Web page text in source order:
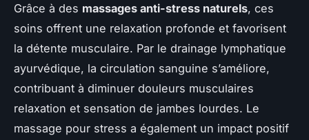
Grâce à des massages anti-stress naturels, ces
soins offrent une relaxation profonde et favorisent
la détente musculaire. Par le drainage lymphatique
ayurvédique, la circulation sanguine s’améliore,
contribuant à diminuer douleurs musculaires
relaxation et sensation de jambes lourdes. Le
massage pour stress a également un impact positif